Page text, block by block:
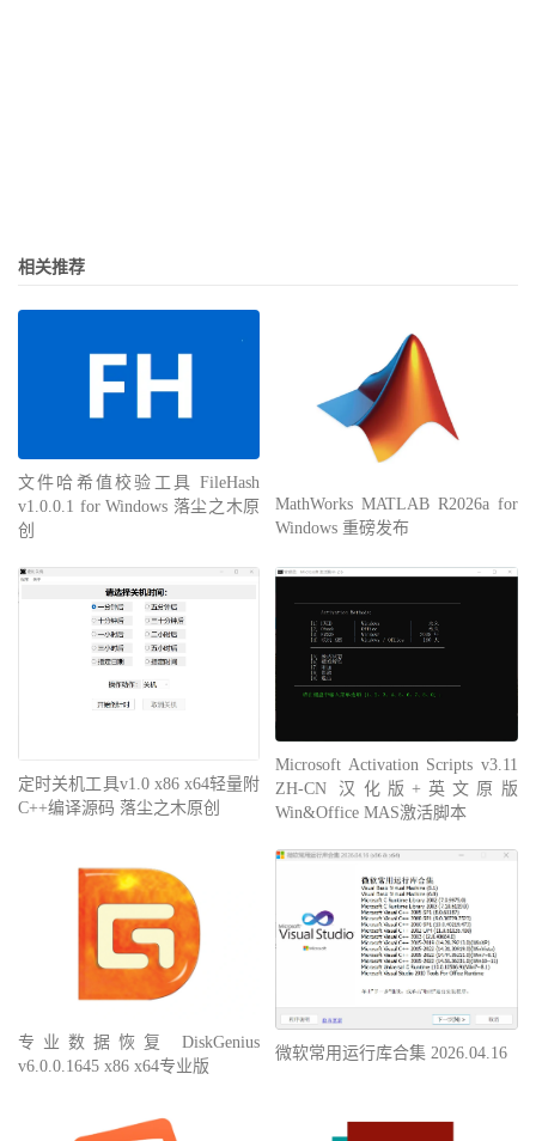
相关推荐
文件哈希值校验工具 FileHash
v1.0.0.1 for Windows 落尘之木原
创
MathWorks MATLAB R2026a for
Windows 重磅发布
定时关机工具v1.0 x86 x64轻量附
C++编译源码 落尘之木原创
Microsoft Activation Scripts v3.11
ZH-CN 汉化版+英文原版
Win&Office MAS激活脚本
专业数据恢复 DiskGenius
v6.0.0.1645 x86 x64专业版
微软常用运行库合集 2026.04.16